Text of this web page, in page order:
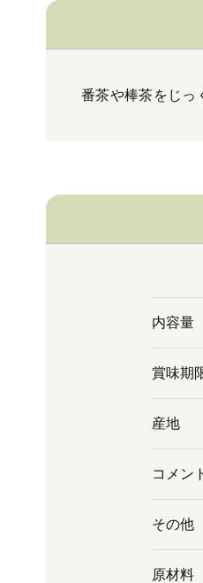
番茶や棒茶をじっ
内容量
賞味期
産地
コメン
その他
原材料